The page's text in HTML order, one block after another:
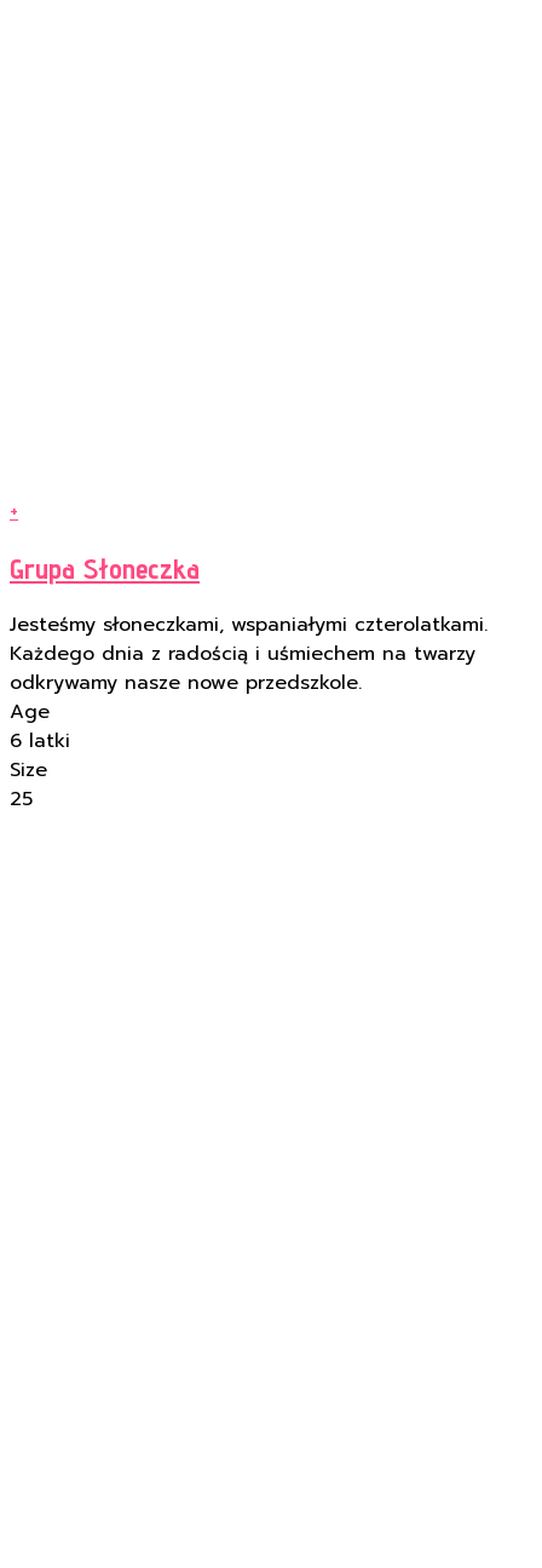
+
Grupa Słoneczka
Jesteśmy słoneczkami, wspaniałymi czterolatkami.
Każdego dnia z radością i uśmiechem na twarzy
odkrywamy nasze nowe przedszkole.
Age
6 latki
Size
25